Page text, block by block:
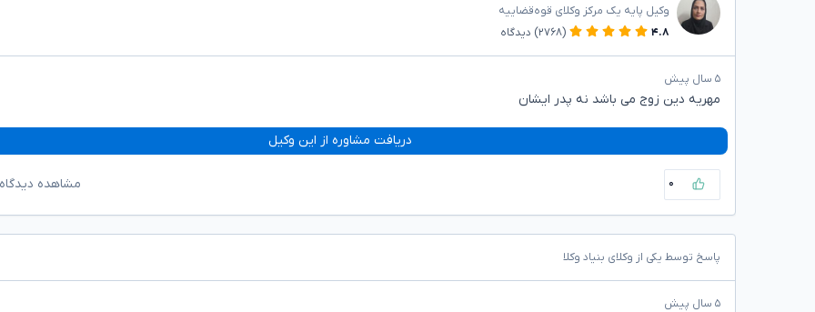
وکیل پایه یک مرکز وکلای قوه‌قضاییه
۴.۸
(۲۷۶۸) دیدگاه
۵ سال پیش
مهریه دین زوج می باشد نه پدر ایشان
دریافت مشاوره از این وکیل
۰ مشاهده
پاسخ توسط یکی از وکلای بنیاد وکلا
۵ سال پیش